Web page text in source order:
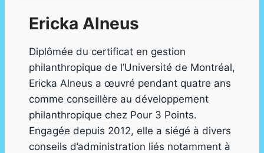
Ericka Alneus
Diplômée du certificat en gestion
philanthropique de l’Université de Montréal,
Ericka Alneus a œuvré pendant quatre ans
comme conseillère au développement
philanthropique chez Pour 3 Points.
Engagée depuis 2012, elle a siégé à divers
conseils d’administration liés notamment à